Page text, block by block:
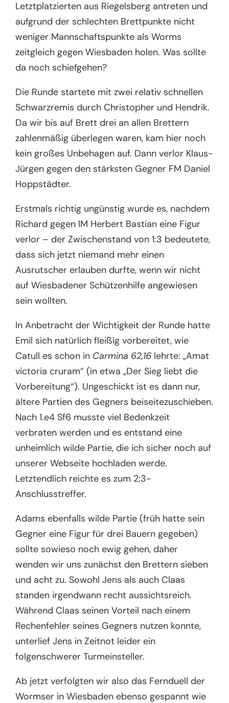
Letztplatzierten aus Riegelsberg antreten und
aufgrund der schlechten Brettpunkte nicht
weniger Mannschaftspunkte als Worms
zeitgleich gegen Wiesbaden holen. Was sollte
da noch schiefgehen?
Die Runde startete mit zwei relativ schnellen
Schwarzremis durch Christopher und Hendrik.
Da wir bis auf Brett drei an allen Brettern
zahlenmäßig überlegen waren, kam hier noch
kein großes Unbehagen auf. Dann verlor Klaus-
Jürgen gegen den stärksten Gegner FM Daniel
Hoppstädter.
Erstmals richtig ungünstig wurde es, nachdem
Richard gegen IM Herbert Bastian eine Figur
verlor – der Zwischenstand von 1:3 bedeutete,
dass sich jetzt niemand mehr einen
Ausrutscher erlauben durfte, wenn wir nicht
auf Wiesbadener Schützenhilfe angewiesen
sein wollten.
In Anbetracht der Wichtigkeit der Runde hatte
Emil sich natürlich fleißig vorbereitet, wie
Catull es schon in Carmina 62,16 lehrte: „Amat
victoria cruram“ (in etwa „Der Sieg liebt die
Vorbereitung“). Ungeschickt ist es dann nur,
ältere Partien des Gegners beiseitezuschieben.
Nach 1.e4 Sf6 musste viel Bedenkzeit
verbraten werden und es entstand eine
unheimlich wilde Partie, die ich sicher noch auf
unserer Webseite hochladen werde.
Letztendlich reichte es zum 2:3-
Anschlusstreffer.
Adams ebenfalls wilde Partie (früh hatte sein
Gegner eine Figur für drei Bauern gegeben)
sollte sowieso noch ewig gehen, daher
wenden wir uns zunächst den Brettern sieben
und acht zu. Sowohl Jens als auch Claas
standen irgendwann recht aussichtsreich.
Während Claas seinen Vorteil nach einem
Rechenfehler seines Gegners nutzen konnte,
unterlief Jens in Zeitnot leider ein
folgenschwerer Turmeinsteller.
Ab jetzt verfolgten wir also das Fernduell der
Wormser in Wiesbaden ebenso gespannt wie